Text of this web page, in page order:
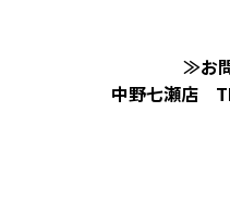
≫お
中野七瀬店